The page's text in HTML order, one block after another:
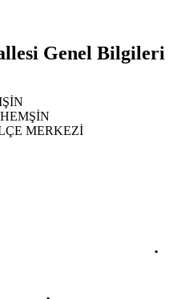
Genel Bilgileri
MERKEZİ